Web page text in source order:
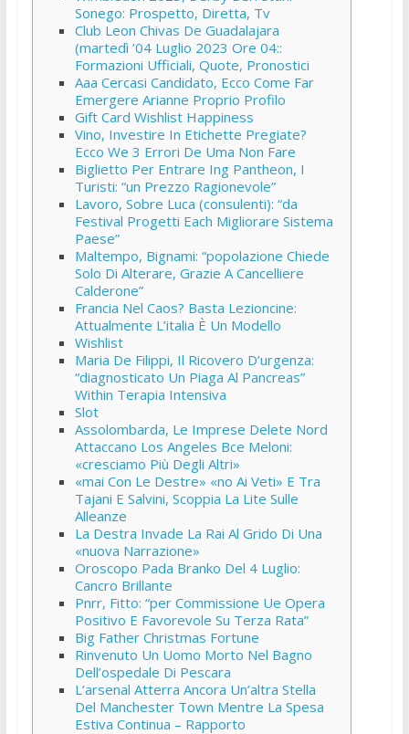
Sonego: Prospetto, Diretta, Tv
Club Leon Chivas De Guadalajara
(martedì ’04 Luglio 2023 Ore 04::
Formazioni Ufficiali, Quote, Pronostici
Aaa Cercasi Candidato, Ecco Come Far
Emergere Arianne Proprio Profilo
Gift Card Wishlist Happiness
Vino, Investire In Etichette Pregiate?
Ecco We 3 Errori De Uma Non Fare
Biglietto Per Entrare Ing Pantheon, I
Turisti: “un Prezzo Ragionevole”
Lavoro, Sobre Luca (consulenti): “da
Festival Progetti Each Migliorare Sistema
Paese”
Maltempo, Bignami: “popolazione Chiede
Solo Di Alterare, Grazie A Cancelliere
Calderone”
Francia Nel Caos? Basta Lezioncine:
Attualmente L’italia È Un Modello
Wishlist
Maria De Filippi, Il Ricovero D’urgenza:
“diagnosticato Un Piaga Al Pancreas”
Within Terapia Intensiva
Slot
Assolombarda, Le Imprese Delete Nord
Attaccano Los Angeles Bce Meloni:
«cresciamo Più Degli Altri»
«mai Con Le Destre» «no Ai Veti» E Tra
Tajani E Salvini, Scoppia La Lite Sulle
Alleanze
La Destra Invade La Rai Al Grido Di Una
«nuova Narrazione»
Oroscopo Pada Branko Del 4 Luglio:
Cancro Brillante
Pnrr, Fitto: “per Commissione Ue Opera
Positivo E Favorevole Su Terza Rata”
Big Father Christmas Fortune
Rinvenuto Un Uomo Morto Nel Bagno
Dell’ospedale Di Pescara
L’arsenal Atterra Ancora Un’altra Stella
Del Manchester Town Mentre La Spesa
Estiva Continua – Rapporto